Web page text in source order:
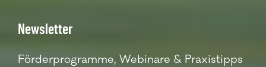
Newsletter
Förderprogramme, Webinare & Praxistipps